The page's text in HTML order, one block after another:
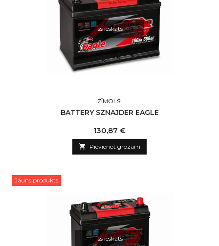
Īss ieskats
ZĪMOLS:
BATTERY SZNAJDER EAGLE
Cena
130,87 €
 Pievienot grozam
Jauns produkts
Īss ieskats